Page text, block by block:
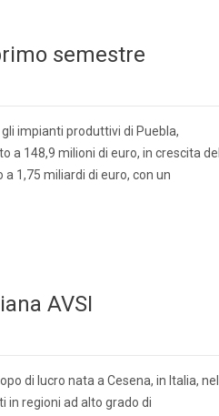
semestre
impianti produttivi di Puebla,
a 148,9 milioni di euro, in crescita del
a 1,75 miliardi di euro, con un
AVSI
di lucro nata a Cesena, in Italia, nel
in regioni ad alto grado di